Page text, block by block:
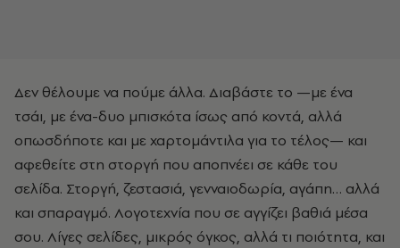
Δεν θέλουμε να πούμε άλλα. Διαβάστε το —με ένα
τσάι, με ένα-δυο μπισκότα ίσως από κοντά, αλλά
οπωσδήποτε και με χαρτομάντιλα για το τέλος— και
αφεθείτε στη στοργή που αποπνέει σε κάθε του
σελίδα. Στοργή, ζεστασιά, γενναιοδωρία, αγάπη… αλλά
και σπαραγμό. Λογοτεχνία που σε αγγίζει βαθιά μέσα
σου. Λίγες σελίδες, μικρός όγκος, αλλά τι ποιότητα, και